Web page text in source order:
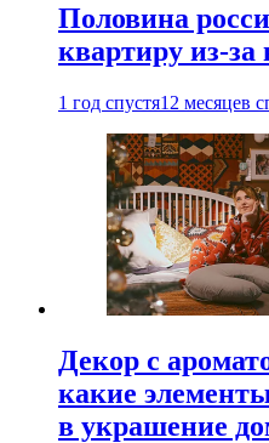
Половина
квартиру из-
1 год спустя12 месяцев
Декор с
какие
в украшение